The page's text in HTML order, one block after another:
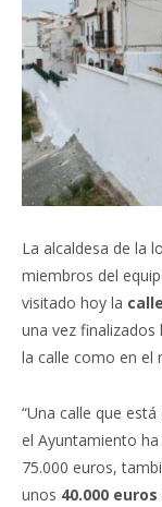
La alcaldesa de la
miembros del
visitado hoy la
una vez
la calle como en el
“Una calle que
el Ayuntamiento
75.000 euros,
unos 40.000 euros